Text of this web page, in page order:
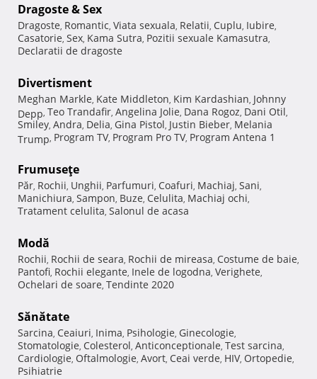
Dragoste & Sex
Dragoste, Romantic, Viata sexuala, Relatii, Cuplu, Iubire,
Casatorie, Sex, Kama Sutra, Pozitii sexuale Kamasutra,
Declaratii de dragoste
Divertisment
Meghan Markle, Kate Middleton, Kim Kardashian, Johnny
Depp, Teo Trandafir, Angelina Jolie, Dana Rogoz, Dani Otil,
Smiley, Andra, Delia, Gina Pistol, Justin Bieber, Melania
Trump, Program TV, Program Pro TV, Program Antena 1
Frumuseţe
Păr, Rochii, Unghii, Parfumuri, Coafuri, Machiaj, Sani,
Manichiura, Sampon, Buze, Celulita, Machiaj ochi,
Tratament celulita, Salonul de acasa
Modă
Rochii, Rochii de seara, Rochii de mireasa, Costume de baie,
Pantofi, Rochii elegante, Inele de logodna, Verighete,
Ochelari de soare, Tendinte 2020
Sănătate
Sarcina, Ceaiuri, Inima, Psihologie, Ginecologie,
Stomatologie, Colesterol, Anticonceptionale, Test sarcina,
Cardiologie, Oftalmologie, Avort, Ceai verde, HIV, Ortopedie,
Psihiatrie